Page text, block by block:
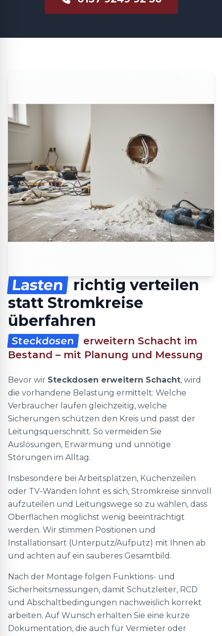
Lasten
richtig verteilen
statt Stromkreise
überfahren
Steckdosen
erweitern Schacht im
Bestand – mit Planung und Messung
Bevor wir Steckdosen erweitern Schacht, wird
die vorhandene Belastung ermittelt: Welche
Verbraucher laufen gleichzeitig, welche
Sicherungen schützen den Kreis und passt der
Leitungsquerschnitt. So vermeiden Sie
Auslösungen, Erwärmung und unnötige
Störungen im Alltag.
Insbesondere bei Arbeitsplätzen, Küchenzeilen
oder TV-Wänden lohnt es sich, Stromkreise sinnvoll
aufzuteilen und Leitungswege so zu wählen, dass
Oberflächen möglichst wenig beeinträchtigt
werden. Wir stimmen Positionen und
Installationsart (Unterputz/Aufputz) mit Ihnen ab
und achten auf ein sauberes Gesamtbild.
Nach der Montage folgen Funktions- und
Sicherheitsmessungen, damit Schutzleiter, RCD
und Abschaltbedingungen nachweislich korrekt
arbeiten. Auf Wunsch erhalten Sie eine kurze
Dokumentation, die auch für Vermieter oder